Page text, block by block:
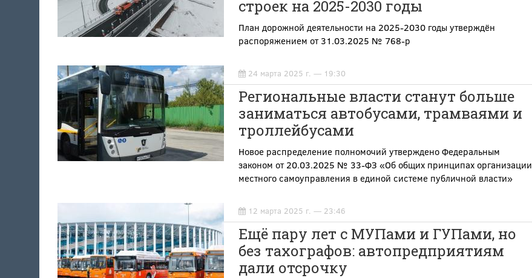
строек на 2025-2030 годы
План дорожной деятельности на 2025-2030 годы утверждён
распоряжением от 31.03.2025 № 768-р
24 марта 2025 г. — 19:30
Региональные власти станут больше
заниматься автобусами, трамваями и
троллейбусами
Новое распределение полномочий утверждено Федеральным
законом от 20.03.2025 № 33-ФЗ «Об общих принципах организации
местного самоуправления в единой системе публичной власти»
12 марта 2025 г. — 23:46
Ещё пару лет с МУПами и ГУПами, но
без тахографов: автопредприятиям
дали отсрочку